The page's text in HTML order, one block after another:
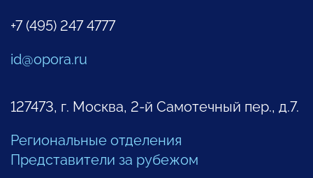
+7 (495) 247 4777
id@opora.ru
127473, г. Москва, 2-й Самотечный пер., д.7.
Региональные отделения
Представители за рубежом